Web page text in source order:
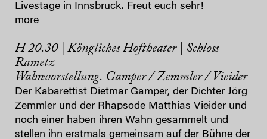
Livestage in Innsbruck. Freut euch sehr!
more
H 20.30 | Köngliches Hoftheater | Schloss
Rametz
Wahnvorstellung. Gamper / Zemmler / Vieider
Der Kabarettist Dietmar Gamper, der Dichter Jörg
Zemmler und der Rhapsode Matthias Vieider und
noch einer haben ihren Wahn gesammelt und
stellen ihn erstmals gemeinsam auf der Bühne der